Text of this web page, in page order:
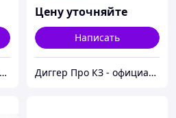
Диггер Про КЗ - официальный представитель CARRARO и DANA SPICER
Цену уточняйте
Написать
Диггер Про КЗ - официальный представитель CARRARO и DANA SPICER